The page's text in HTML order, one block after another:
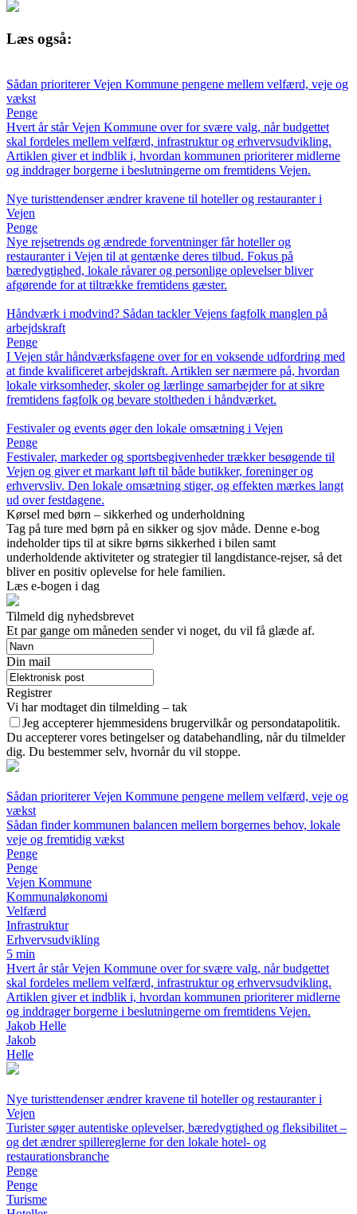
Læs også:
Sådan prioriterer Vejen Kommune pengene mellem velfærd, veje og
vækst
Penge
Hvert år står Vejen Kommune over for svære valg, når budgettet
skal fordeles mellem velfærd, infrastruktur og erhvervsudvikling.
Artiklen giver et indblik i, hvordan kommunen prioriterer midlerne
og inddrager borgerne i beslutningerne om fremtidens Vejen.
Nye turisttendenser ændrer kravene til hoteller og restauranter i
Vejen
Penge
Nye rejsetrends og ændrede forventninger får hoteller og
restauranter i Vejen til at gentænke deres tilbud. Fokus på
bæredygtighed, lokale råvarer og personlige oplevelser bliver
afgørende for at tiltrække fremtidens gæster.
Håndværk i modvind? Sådan tackler Vejens fagfolk manglen på
arbejdskraft
Penge
I Vejen står håndværksfagene over for en voksende udfordring med
at finde kvalificeret arbejdskraft. Artiklen ser nærmere på, hvordan
lokale virksomheder, skoler og lærlinge samarbejder for at sikre
fremtidens fagfolk og bevare stoltheden i håndværket.
Festivaler og events øger den lokale omsætning i Vejen
Penge
Festivaler, markeder og sportsbegivenheder trækker besøgende til
Vejen og giver et markant løft til både butikker, foreninger og
erhvervsliv. Den lokale omsætning stiger, og effekten mærkes langt
ud over festdagene.
Kørsel med børn – sikkerhed og underholdning
Tag på ture med børn på en sikker og sjov måde. Denne e-bog
indeholder tips til at sikre børns sikkerhed i bilen samt
underholdende aktiviteter og strategier til langdistance-rejser, så det
bliver en positiv oplevelse for hele familien.
Læs e-bogen i dag
Tilmeld dig nyhedsbrevet
Et par gange om måneden sender vi noget, du vil få glæde af.
Din mail
Registrer
Vi har modtaget din tilmelding – tak
Jeg accepterer hjemmesidens brugervilkår og persondatapolitik.
Du accepterer vores betingelser og databehandling, når du tilmelder
dig. Du bestemmer selv, hvornår du vil stoppe.
Sådan prioriterer Vejen Kommune pengene mellem velfærd, veje og
vækst
Sådan finder kommunen balancen mellem borgernes behov, lokale
veje og fremtidig vækst
Penge
Penge
Vejen Kommune
Kommunaløkonomi
Velfærd
Infrastruktur
Erhvervsudvikling
5 min
Hvert år står Vejen Kommune over for svære valg, når budgettet
skal fordeles mellem velfærd, infrastruktur og erhvervsudvikling.
Artiklen giver et indblik i, hvordan kommunen prioriterer midlerne
og inddrager borgerne i beslutningerne om fremtidens Vejen.
Jakob Helle
Jakob
Helle
Nye turisttendenser ændrer kravene til hoteller og restauranter i
Vejen
Turister søger autentiske oplevelser, bæredygtighed og fleksibilitet –
og det ændrer spillereglerne for den lokale hotel- og
restaurationsbranche
Penge
Penge
Turisme